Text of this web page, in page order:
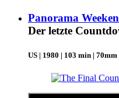
Panorama
Der letzte
US | 1980 | 103 min | 70mm